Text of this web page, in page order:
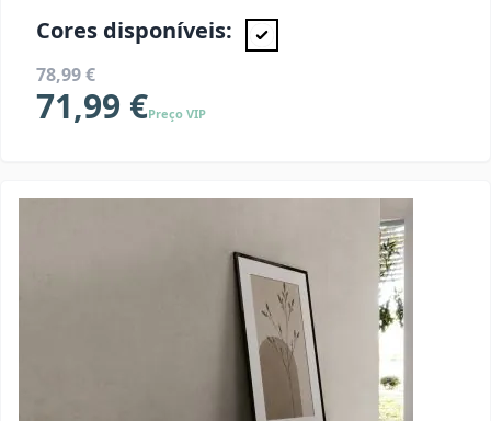
Cores disponíveis:
78,99 €
71,99 €Preço VIP